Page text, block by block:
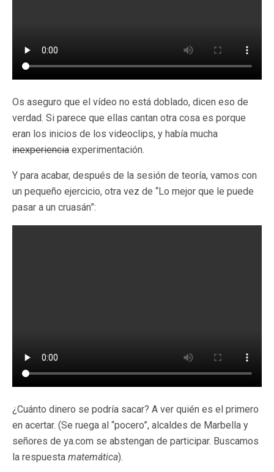
Os aseguro que el vídeo no está doblado, dicen eso de
verdad. Si parece que ellas cantan otra cosa es porque
eran los inicios de los videoclips, y había mucha
inexperiencia experimentación.
Y para acabar, después de la sesión de teoría, vamos con
un pequeño ejercicio, otra vez de “Lo mejor que le puede
pasar a un cruasán”:
¿Cuánto dinero se podría sacar? A ver quién es el primero
en acertar. (Se ruega al “pocero”, alcaldes de Marbella y
señores de ya.com se abstengan de participar. Buscamos
la respuesta matemática).